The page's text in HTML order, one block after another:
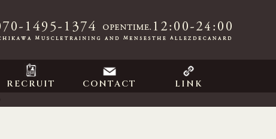
RECRUIT CONTACT LINK